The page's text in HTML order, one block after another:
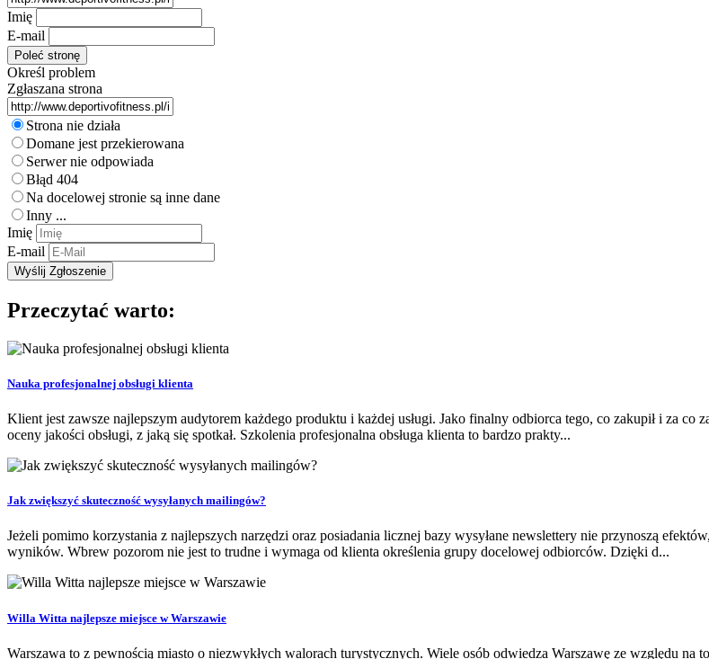
Imię
E-mail
Określ problem
Zgłaszana strona
Strona nie działa
Domane jest przekierowana
Serwer nie odpowiada
Błąd 404
Na docelowej stronie są inne dane
Inny ...
Imię
E-mail
Przeczytać warto:
Nauka profesjonalnej obsługi klienta
Klient jest zawsze najlepszym audytorem każdego produktu i każdej usługi. Jako finalny odbiorca tego, co zakupił i za co
oceny jakości obsługi, z jaką się spotkał. Szkolenia profesjonalna obsługa klienta to bardzo prakty...
Jak zwiększyć skuteczność wysyłanych mailingów?
Jeżeli pomimo korzystania z najlepszych narzędzi oraz posiadania licznej bazy wysyłane newslettery nie przynoszą
wyników. Wbrew pozorom nie jest to trudne i wymaga od klienta określenia grupy docelowej odbiorców. Dzięki d...
Willa Witta najlepsze miejsce w Warszawie
Warszawa to z pewnością miasto o niezwykłych walorach turystycznych. Wiele osób odwiedza Warszawę ze względu na